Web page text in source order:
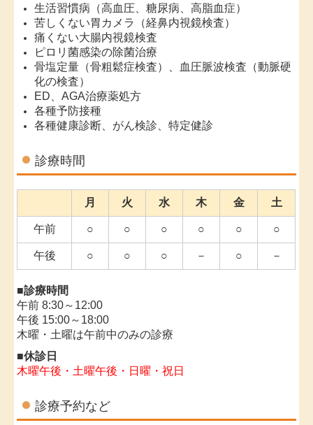
生活習慣病（高血圧、糖尿病、高脂血症）
苦しくない胃カメラ（経鼻内視鏡検査）
痛くない大腸内視鏡検査
ピロリ菌感染の除菌治療
骨塩定量（骨粗鬆症検査）、血圧脈波検査（動脈硬
化の検査）
ED、AGA治療薬処方
各種予防接種
各種健康診断、がん検診、特定健診
診療時間
月 火 水 木 金 土
午前 ○ ○ ○ ○ ○ ○
午後 ○ ○ ○ － ○ －
■診療時間
午前8:30～12:00
午後 15:00～18:00
木曜・土曜は午前中のみの診療
■休診日
木曜午後・土曜午後・日曜・祝日
診療予約など